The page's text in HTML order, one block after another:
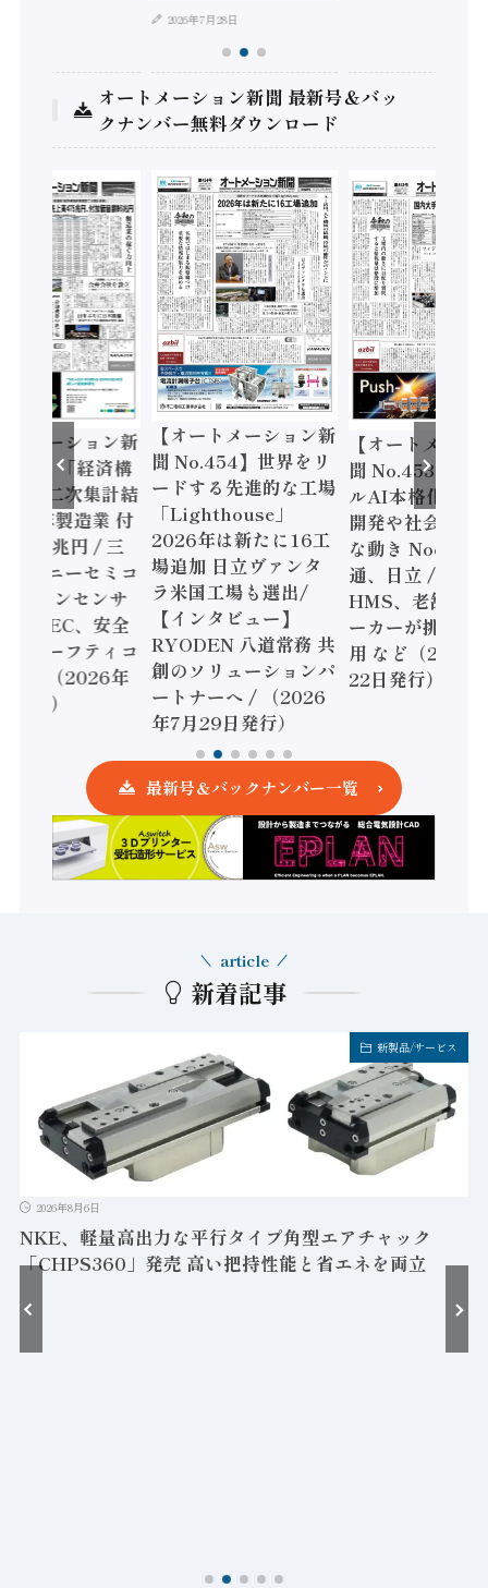
2026年7月28日
オートメーション新聞 最新号＆バッ
クナンバー無料ダウンロード
【オートメーション新
聞 No.454】世界をリ
ードする先進的な工場
「Lighthouse」
2026年は新たに16工
場追加 日立ヴァンタ
ラ米国工場も選出/
【インタビュー】
RYODEN 八道常務 共
創のソリューションパ
ートナーへ / （2026
年7月29日発行）
【オートメーション新
聞 No.453】フィジカ
ルAI本格化へ 国産AI
開発や社会実装に活発
な動き Noetra、富士
通、日立 / 兵神装備 ×
HMS、老舗ポンプメ
ーカーが挑むデータ活
用 など（2026年7月
22日発行）
【オー
聞
ェル「
ファク
書
ピー
ソニッ
リー、
強化 /
安全
最新号＆バックナンバー一覧
新着記事
article
型エアチャック
と省エネを両立